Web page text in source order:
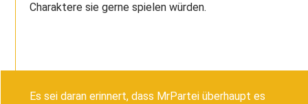
Charaktere sie gerne spielen würden.
Es sei daran erinnert, dass MrPartei überhaupt es